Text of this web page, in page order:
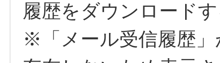
履歴をダウンロード
※「メール受信履歴